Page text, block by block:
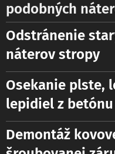
podobných
Odstránenie
náterov stropy
Osekanie plste,
lepidiel z betónu
Demontáž